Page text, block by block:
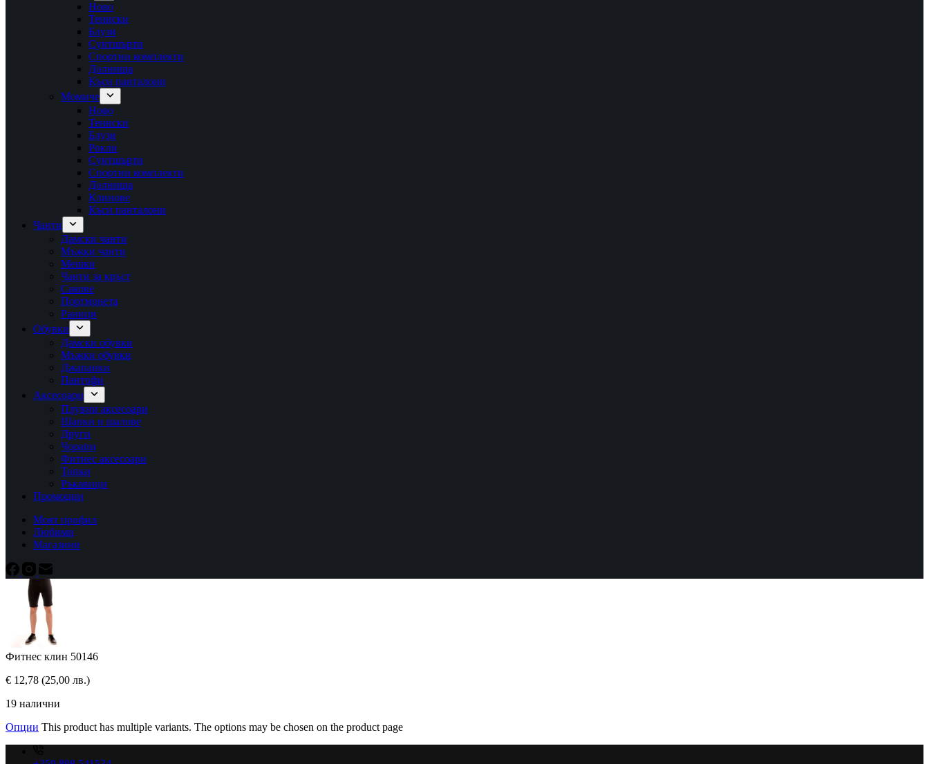
Ново
Тениски
Блузи
Суитшърти
Спортни комплекти
Долнища
Къси панталони
Момиче
Ново
Тениски
Блузи
Рокли
Суитшърти
Спортни комплекти
Долнища
Клинове
Къси панталони
Чанти
Дамски чанти
Мъжки чанти
Мешки
Чанти за кръст
Сакове
Портмонета
Раници
Обувки
Дамски обувки
Мъжки обувки
Джапанки
Пантофи
Аксесоари
Плувни аксесоари
Шапки и шалове
Други
Чорапи
Фитнес аксесоари
Топки
Ръкавици
Промоции
Моят профил
Любими
Магазини
Фитнес клин 50146
€ 12,78 (25,00 лв.)
19 налични
Опции This product has multiple variants. The options may be chosen on the product page